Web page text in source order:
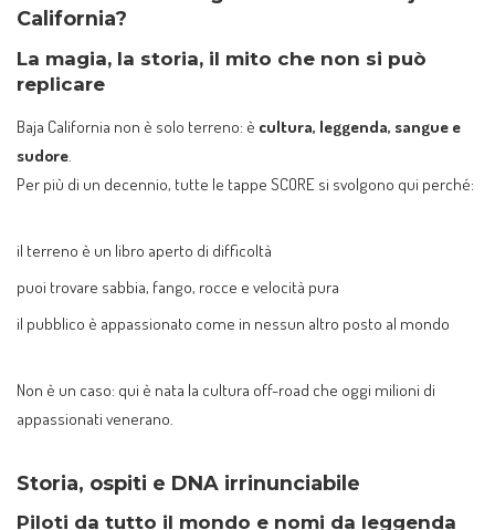
California?
La magia, la storia, il mito che non si può
replicare
Baja California non è solo terreno: è cultura, leggenda, sangue e
sudore
Per più di un decennio, tutte le tappe SCORE si svolgono qui perché:
il terreno è un libro aperto di difficoltà
puoi trovare sabbia, fango, rocce e velocità pura
il pubblico è appassionato come in nessun altro posto al mondo
Non è un caso: qui è nata la cultura off-road che oggi milioni di
appassionati venerano.
Storia, ospiti e DNA irrinunciabile
Piloti da tutto il mondo e nomi da leggenda